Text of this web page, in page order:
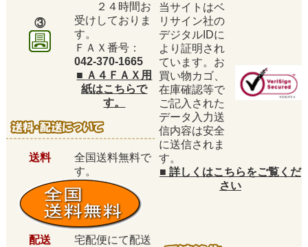
③
２４時間お
受けしておりま
す。
ＦＡＸ番号：
042-370-1665
当サイトはベ
リサイン社の
デジタルIDに
より証明され
ています。お
買い物カゴ、
在庫確認等で
ご記入された
データ入力送
信内容は安全
に送信されま
す。
■ 詳しくはこちらをご覧くだ
さい
■ Ａ４ＦＡＸ用
紙はこちらで
す。
送料
全国送料無料で
す。
配送
宅配便にて配送